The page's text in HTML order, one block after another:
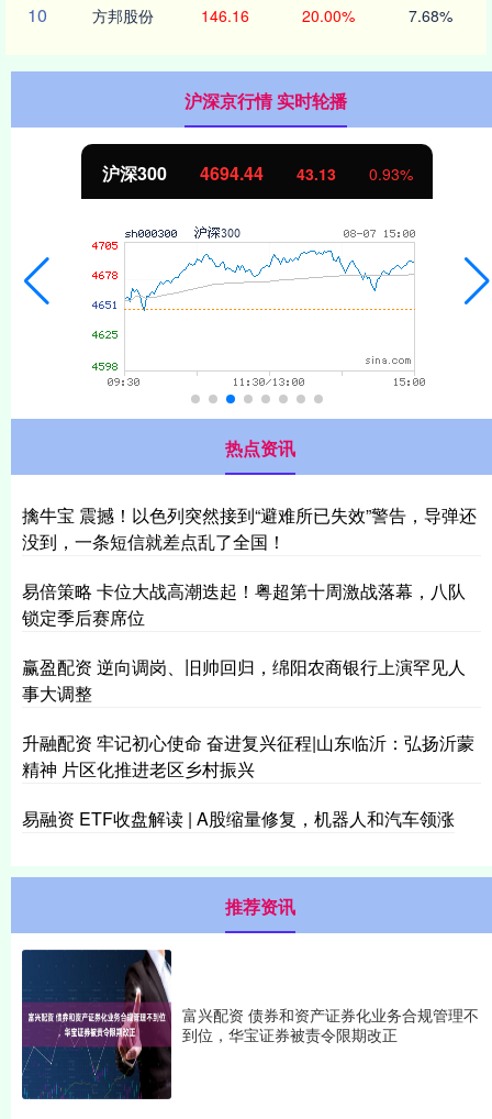
10 方邦股份 146.16 20.00% 7.68%
沪深京行情 实时轮播
北证50 1134.24 11.37 1.01%
热点资讯
擒牛宝 震撼！以色列突然接到“避难所已失效”警告，导弹还
没到，一条短信就差点乱了全国！
易倍策略 卡位大战高潮迭起！粤超第十周激战落幕，八队
锁定季后赛席位
赢盈配资 逆向调岗、旧帅回归，绵阳农商银行上演罕见人
事大调整
升融配资 牢记初心使命 奋进复兴征程|山东临沂：弘扬沂蒙
精神 片区化推进老区乡村振兴
易融资 ETF收盘解读 | A股缩量修复，机器人和汽车领涨
推荐资讯
富兴配资 债券和资产证券化业务合规管理不
到位，华宝证券被责令限期改正